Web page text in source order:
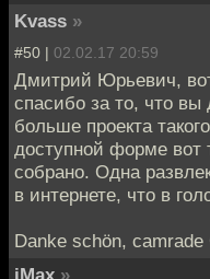
Kvass »
#50 | 02.02.17 20:59
Дмитрий Юрьевич,
спасибо за то, что вы
больше проекта
доступной форме вот
собрано. Одна
в интернете, что в
Danke schön, camrade
iMax »